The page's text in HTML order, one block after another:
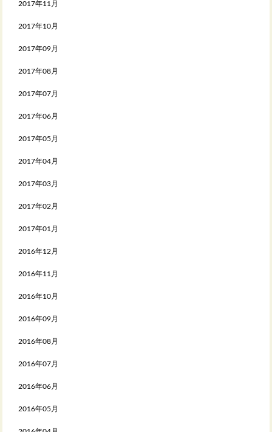
2017年11月
2017年10月
2017年09月
2017年08月
2017年07月
2017年06月
2017年05月
2017年04月
2017年03月
2017年02月
2017年01月
2016年12月
2016年11月
2016年10月
2016年09月
2016年08月
2016年07月
2016年06月
2016年05月